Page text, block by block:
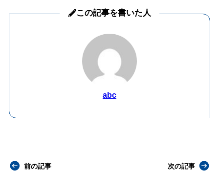
この記事を書いた人
abc
前の記事 次の記事